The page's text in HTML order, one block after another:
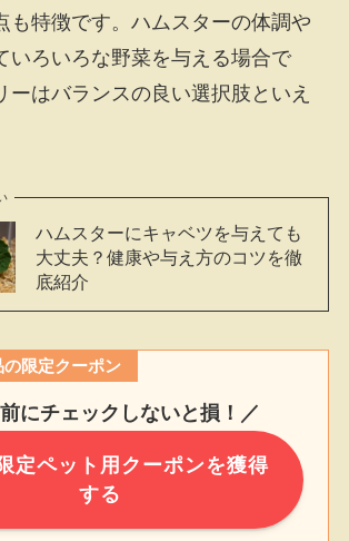
も特徴です。ハムスターの体調や
いろいろな野菜を与える場合で
ーはバランスの良い選択肢といえ
ハムスターにキャベツを与えても
大丈夫？健康や与え方のコツを徹
底紹介
限定クーポン
にチェックしないと損！／
定ペット用クーポンを獲得
する